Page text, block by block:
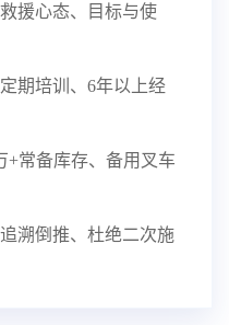
援心态、目标与使
期培训、6年以上经
+常备库存、备用叉车
溯倒推、杜绝二次施